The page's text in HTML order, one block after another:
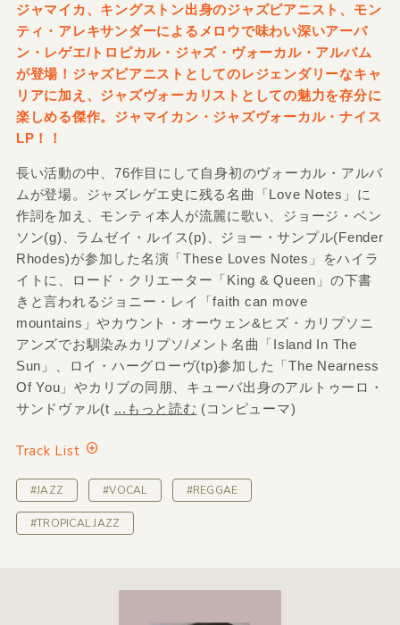
ジャマイカ、キングストン出身のジャズピアニスト、モン
ティ・アレキサンダーによるメロウで味わい深いアーバ
ン・レゲエ/トロピカル・ジャズ・ヴォーカル・アルバム
が登場！ジャズピアニストとしてのレジェンダリーなキャ
リアに加え、ジャズヴォーカリストとしての魅力を存分に
楽しめる傑作。ジャマイカン・ジャズヴォーカル・ナイス
LP！！
長い活動の中、76作目にして自身初のヴォーカル・アルバ
ムが登場。ジャズレゲエ史に残る名曲「Love Notes」に
作詞を加え、モンティ本人が流麗に歌い、ジョージ・ベン
ソン(g)、ラムゼイ・ルイス(p)、ジョー・サンプル(Fender
Rhodes)が参加した名演「These Loves Notes」をハイラ
イトに、ロード・クリエーター「King & Queen」の下書
きと言われるジョニー・レイ「faith can move
mountains」やカウント・オーウェン&ヒズ・カリプソニ
アンズでお馴染みカリプソ/メント名曲「Island In The
Sun」、ロイ・ハーグローヴ(tp)参加した「The Nearness
Of You」やカリブの同朋、キューバ出身のアルトゥーロ・
サンドヴァル(t ...もっと読む (コンピューマ)
Track List
#JAZZ #VOCAL #REGGAE
#TROPICAL JAZZ